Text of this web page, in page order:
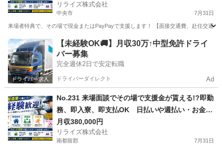
部品の製造・加工のお仕事♪
リライズ株式会社
中央市 7月31日
来場者特典で、その場で現金またはPayPayで支援します！ 【面接交通費、赴任交通
山梨 中央市 その他 業務
【未経験OK🚚】月収30万↑中型免許ドライ
バー募集
完全週休2日で安定転職
ドライバーダイレクト Ad
No.231 来場面談でその場で支援金が貰える!?即勤
務、即入寮、即支払OK 日払いや週払い・お金住
む場所に困ってる方必見の案件です！簡単な電子
部品の製造・加工のお仕事♪
月収380,000円
リライズ株式会社
南都留郡 7月31日